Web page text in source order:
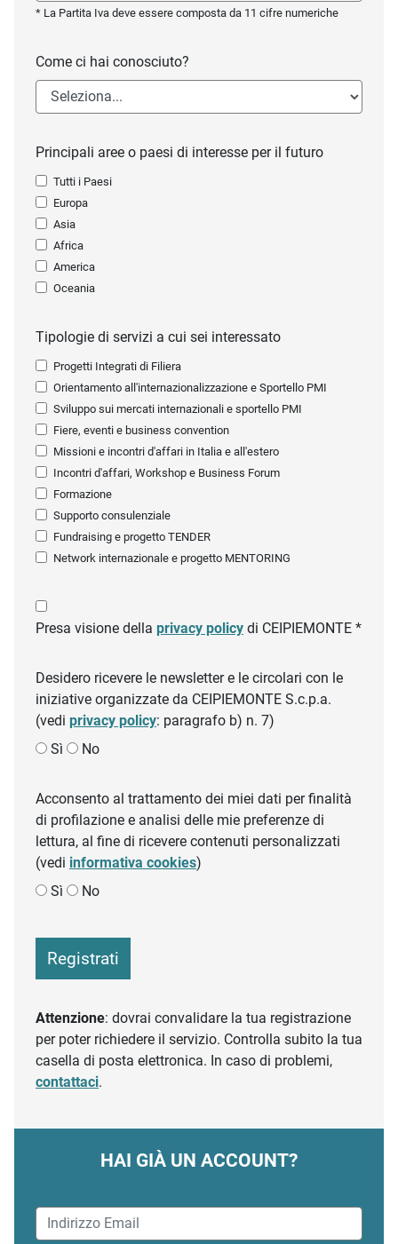
* La Partita Iva deve essere composta da 11 cifre numeriche
Come ci hai conosciuto?
Principali aree o paesi di interesse per il futuro
Tutti i Paesi
Europa
Asia
Africa
America
Oceania
Tipologie di servizi a cui sei interessato
Progetti Integrati di Filiera
Orientamento all'internazionalizzazione e Sportello PMI
Sviluppo sui mercati internazionali e sportello PMI
Fiere, eventi e business convention
Missioni e incontri d'affari in Italia e all'estero
Incontri d'affari, Workshop e Business Forum
Formazione
Supporto consulenziale
Fundraising e progetto TENDER
Network internazionale e progetto MENTORING
Presa visione della privacy policy di CEIPIEMONTE *
Desidero ricevere le newsletter e le circolari con le
iniziative organizzate da CEIPIEMONTE S.c.p.a.
(vedi privacy policy: paragrafo b) n. 7)
Sì
No
Acconsento al trattamento dei miei dati per finalità
di profilazione e analisi delle mie preferenze di
lettura, al fine di ricevere contenuti personalizzati
(vedi informativa cookies)
Sì
No
Registrati
Attenzione: dovrai convalidare la tua registrazione
per poter richiedere il servizio. Controlla subito la tua
casella di posta elettronica. In caso di problemi,
contattaci.
HAI GIÀ UN ACCOUNT?